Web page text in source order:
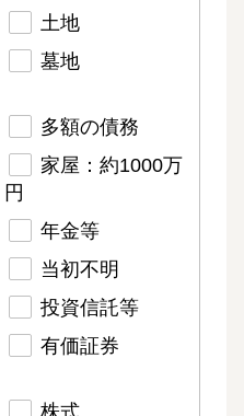
土地
墓地
多額の債務
家屋：約1000万
円
年金等
当初不明
投資信託等
有価証券